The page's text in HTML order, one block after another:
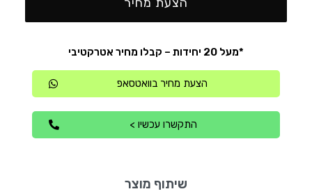
*מעל 20 יחידות – קבלו מחיר אטרקטיבי
הצעת מחיר בוואטסאפ
התקשרו עכשיו >
שיתוף מוצר